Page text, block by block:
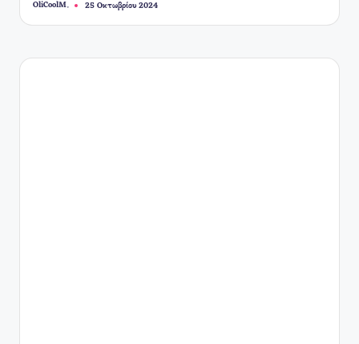
Συγγραφέας:
OliCoolM. 25 Οκτωβρίου 2024